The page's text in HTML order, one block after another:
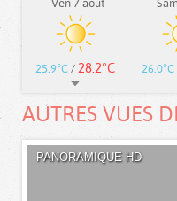
Ven 7 août
25.9°C / 28.2°C 26.0°C
AUTRES VUES
PANORAMIQUE HD